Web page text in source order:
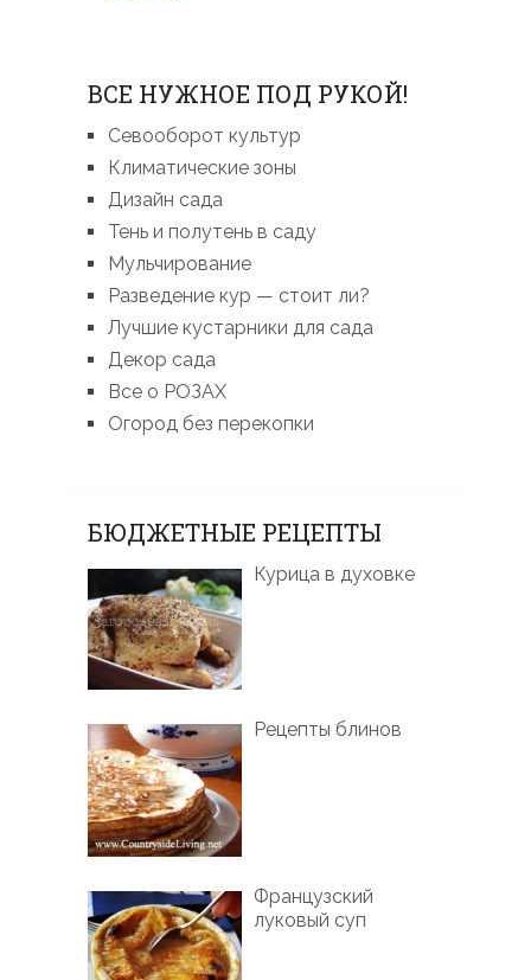
ВСЕ НУЖНОЕ ПОД РУКОЙ!
Севооборот культур
Климатические зоны
Дизайн сада
Тень и полутень в саду
Мульчирование
Разведение кур — стоит ли?
Лучшие кустарники для сада
Декор сада
Все о РОЗАХ
Огород без перекопки
БЮДЖЕТНЫЕ РЕЦЕПТЫ
Курица в духовке
Рецепты блинов
Французский
луковый суп